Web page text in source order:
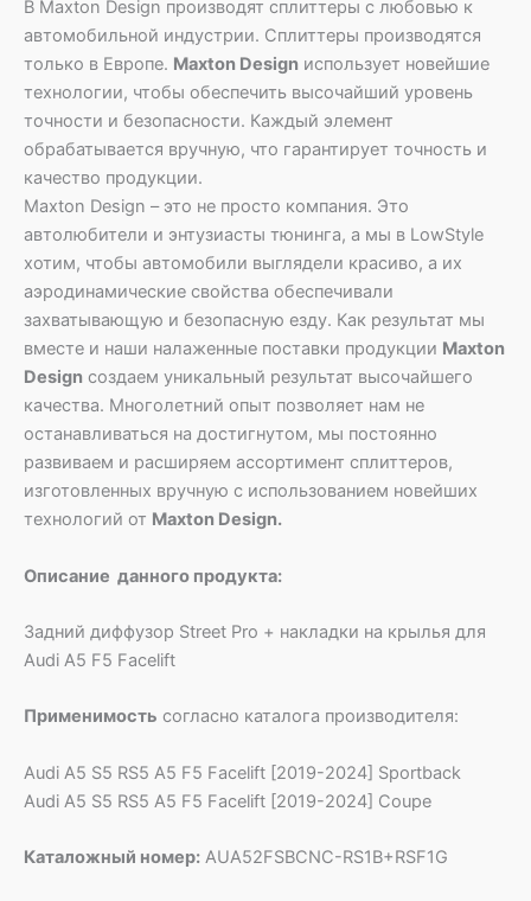
В Maxton Design производят сплиттеры с любовью к
автомобильной индустрии. Сплиттеры производятся
только в Европе. Maxton Design использует новейшие
технологии, чтобы обеспечить высочайший уровень
точности и безопасности. Каждый элемент
обрабатывается вручную, что гарантирует точность и
качество продукции.
Maxton Design – это не просто компания. Это
автолюбители и энтузиасты тюнинга, а мы в LowStyle
хотим, чтобы автомобили выглядели красиво, а их
аэродинамические свойства обеспечивали
захватывающую и безопасную езду. Как результат мы
вместе и наши налаженные поставки продукции Maxton
Design создаем уникальный результат высочайшего
качества. Многолетний опыт позволяет нам не
останавливаться на достигнутом, мы постоянно
развиваем и расширяем ассортимент сплиттеров,
изготовленных вручную с использованием новейших
технологий от Maxton Design.
Описание данного продукта:
Задний диффузор Street Pro + накладки на крылья для
Audi A5 F5 Facelift
Применимость согласно каталога производителя:
Audi A5 S5 RS5 A5 F5 Facelift [2019-2024] Sportback
Audi A5 S5 RS5 A5 F5 Facelift [2019-2024] Coupe
Каталожный номер: AUA52FSBCNC-RS1B+RSF1G